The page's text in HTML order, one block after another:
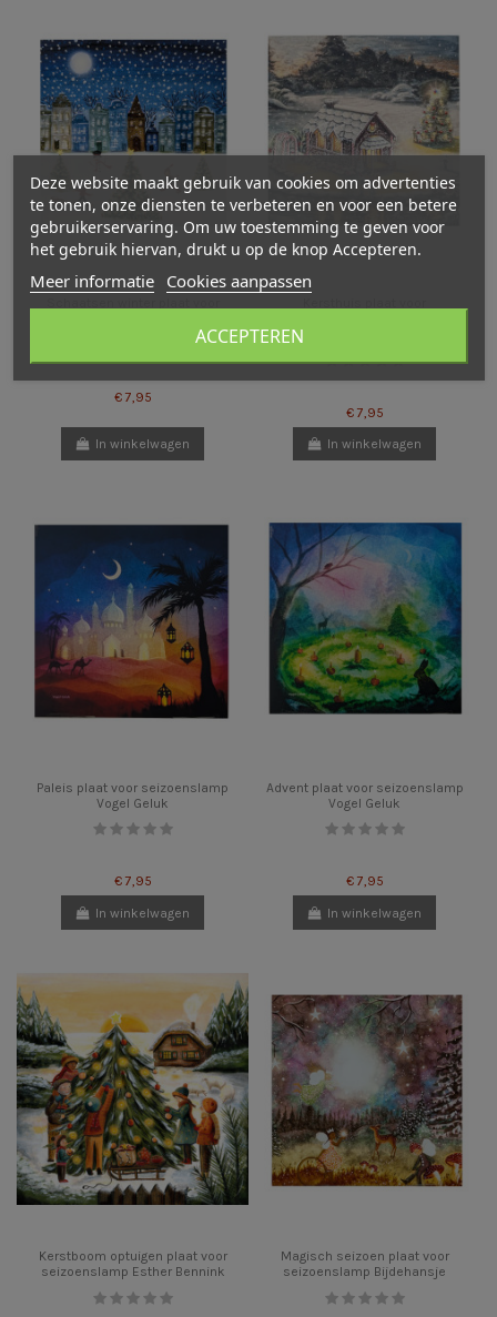
€ 7,95
In winkelwagen
€ 7,95
In winkelwagen
Paleis plaat voor seizoenslamp
Vogel Geluk
€ 7,95
In winkelwagen
Advent plaat voor seizoenslamp
Vogel Geluk
€ 7,95
In winkelwagen
Kerstboom optuigen plaat voor
seizoenslamp Esther Bennink
Magisch seizoen plaat voor
seizoenslamp Bijdehansje
Deze website maakt gebruik van cookies om advertenties
te tonen, onze diensten te verbeteren en voor een betere
gebruikerservaring. Om uw toestemming te geven voor
het gebruik hiervan, drukt u op de knop Accepteren.
Meer informatie Cookies aanpassen
ACCEPTEREN